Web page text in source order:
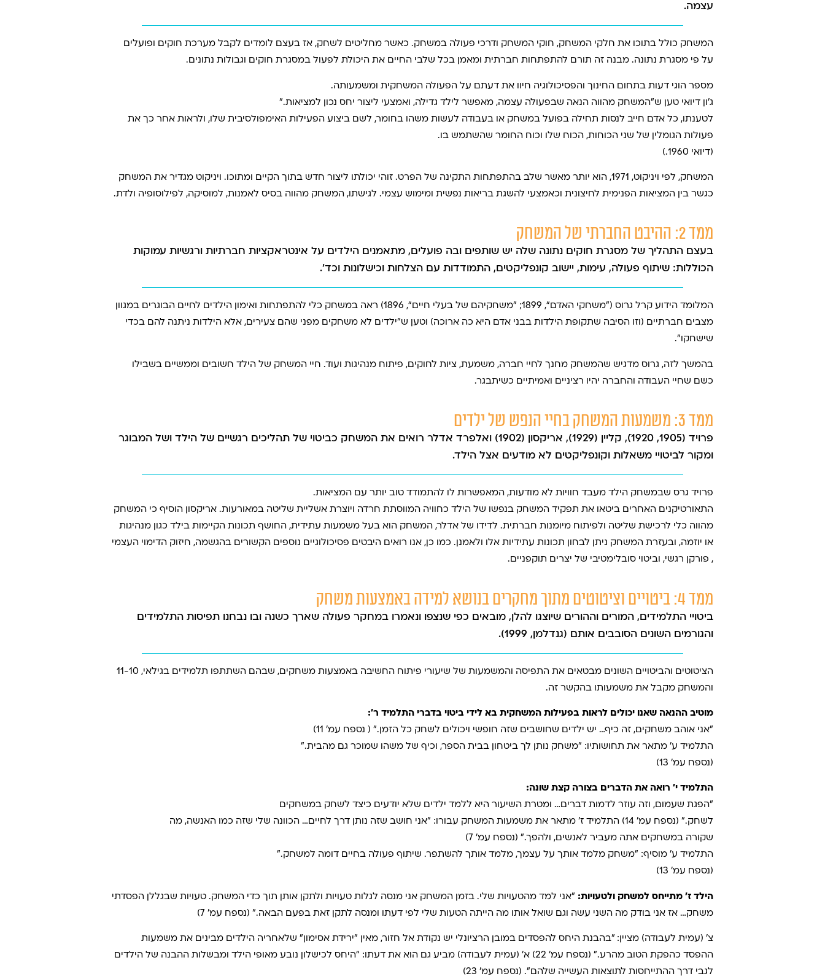
עצמה.
המשחק כולל בתוכו את חלקי המשחק, חוקי המשחק ודרכי פעולה במשחק. כאשר מחליטים לשחק, אז בעצם לומדים לקבל מערכת חוקים ופועלים
על פי מסגרת נתונה. מבנה זה תורם להתפתחות חברתית ומאמן בכל שלבי החיים את היכולת לפעול במסגרת חוקים וגבולות נתונים.
מספר הוגי דעות בתחום החינוך והפסיכולוגיה חיוו את דעתם על הפעולה המשחקית ומשמעותה.
ג׳ון דיואי טען ש״המשחק מהווה הנאה שבפעולה עצמה, מאפשר לילד גדילה, ואמצעי ליצור יחס נכון למציאות.”
לטענתו, כל אדם חייב לנסות תחילה בפועל במשחק או בעבודה לעשות משהו בחומר, לשם ביצוע הפעילות האימפולסיבית שלו, ולראות אחר כך את
פעולות הגומלין של שני הכוחות, הכוח שלו וכוח החומר שהשתמש בו.
(דיואי 1960.)
המשחק, לפי ויניקוט, 1971, הוא יותר מאשר שלב בהתפתחות התקינה של הפרט. זוהי יכולתו ליצור חדש בתוך הקיים ומתוכו. ויניקוט מגדיר את המשחק
כגשר בין המציאות הפנימית לחיצונית וכאמצעי להשגת בריאות נפשית ומימוש עצמי. לגישתו, המשחק מהווה בסיס לאמנות, למוסיקה, לפילוסופיה ולדת.
ממד 2: ההיבט החברתי של המשחק
בעצם התהליך של מסגרת חוקים נתונה שלה יש שותפים ובה פועלים, מתאמנים הילדים על אינטראקציות חברתיות ורגשיות עמוקות
הכוללות: שיתוף פעולה, עימות, יישוב קונפליקטים, התמודדות עם הצלחות וכישלונות וכד׳.
המלומד הידוע קרל גרוס (”משחקי האדם“, 1899; ”משחקיהם של בעלי חיים“, 1896) ראה במשחק כלי להתפתחות ואימון הילדים לחיים הבוגרים במגוון
מצבים חברתיים (וזו הסיבה שתקופת הילדות בבני אדם היא כה ארוכה) וטען ש”ילדים לא משחקים מפני שהם צעירים, אלא הילדות ניתנה להם בכדי
שישחקו״.
בהמשך לזה, גרוס מדגיש שהמשחק מחנך לחיי חברה, משמעת, ציות לחוקים, פיתוח מנהיגות ועוד. חיי המשחק של הילד חשובים וממשיים בשבילו
כשם שחיי העבודה והחברה יהיו רציניים ואמיתיים כשיתבגר.
ממד 3: משמעות המשחק בחיי הנפש של ילדים
פרויד (1905, 1920)ֿ, קליין (1929), אריקסון (1902) ואלפרד אדלר רואים את המשחק כביטוי של תהליכים רגשיים של הילד ושל המבוגר
ומקור לביטויי משאלות וקונפליקטים לא מודעים אצל הילד.
פרויד גרס שבמשחק הילד מעבד חוויות לא מודעות, המאפשרות לו להתמודד טוב יותר עם המציאות.
התאורטיקנים האחרים ביטאו את תפקיד המשחק בנפשו של הילד כחוויה המווסתת חרדה ויוצרת אשליית שליטה במאורעות. אריקסון הוסיף כי המשחק
מהווה כלי לרכישת שליטה ולפיתוח מיומנות חברתית. לדידו של אדלר, המשחק הוא בעל משמעות עתידית, החושף תכונות הקיימות בילד כגון מנהיגות
או יוזמה, ובעזרת המשחק ניתן לבחון תכונות עתידיות אלו ולאמנן. כמו כן, אנו רואים היבטים פסיכולוגיים נוספים הקשורים בהגשמה, חיזוק הדימוי העצמי
, פורקן רגשי, וביטוי סובלימטיבי של יצרים תוקפניים.
ממד 4: ביטויים וציטוטים מתוך מחקרים בנושא למידה באמצעות משחק
ביטויי התלמידים, המורים וההורים שיוצגו להלן, מובאים כפי שנצפו ונאמרו במחקר פעולה שארך כשנה ובו נבחנו תפיסות התלמידים
והגורמים השונים הסובבים אותם (גנדלמן, 1999).
הציטוטים והביטויים השונים מבטאים את התפיסה והמשמעות של שיעורי פיתוח החשיבה באמצעות משחקים,
שבהם השתתפו תלמידים בגילאי, 11-10
והמשחק מקבל את משמעותו בהקשר זה.
מוטיב ההנאה שאנו יכולים לראות בפעילות המשחקית בא לידי ביטוי בדברי התלמיד ר׳:
״אני אוהב משחקים, זה כיף… יש ילדים שחושבים שזה חופשי ויכולים לשחק כל הזמן.” ( נספח עמ’ 11)
התלמיד ע’ מתאר את תחושותיו: ״משחק נותן לך ביטחון בבית הספר, וכיף של משהו שמוכר גם מהבית.”
(נספח עמ’ 13)
התלמיד י׳ רואה את הדברים בצורה קצת שונה:
״הפגת שעמום, וזה עוזר לדמות דברים… ומטרת השיעור היא ללמד ילדים שלא יודעים כיצד לשחק במשחקים
לשחק.” (נספח עמ’ 14) התלמיד ז׳ מתאר את משמעות המשחק עבורו: ״אני חושב שזה נותן דרך לחיים… הכוונה שלי שזה כמו האנשה, מה
שקורה במשחקים אתה מעביר לאנשים, ולהפך.” (נספח עמ’ 7)
התלמיד ע’ מוסיף: ״משחק מלמד אותך על עצמך, מלמד אותך להשתפר. שיתוף פעולה בחיים דומה למשחק.”
(נספח עמ’ 13)
הילד ז’ מתייחס למשחק ולטעויות: ״אני למד מהטעויות שלי. בזמן המשחק אני מנסה לגלות טעויות ולתקן אותן תוך כדי המשחק. טעויות שבגללן הפסדתי
משחק… אז אני בודק מה השני עשה וגם שואל אותו מה הייתה הטעות שלי לפי דעתו ומנסה לתקן זאת בפעם הבאה.” (נספח עמ’ 7)
צ’ (עמית לעבודה) מציין: ״בהבנת היחס להפסדים במובן הרציונלי יש נקודת אל חזור, מאין ״ירידת אסימון״ שלאחריה הילדים מבינים את משמעות
ההפסד כהפקת הטוב מהרע.” (נספח עמ’ 22) א’ (עמית לעבודה) מביע גם הוא את דעתו: “היחס לכישלון נובע מאופי הילד ומבשלות ההבנה של הילדים
לגבי דרך ההתייחסות לתוצאות העשייה שלהם״. (נספח עמ’ 23)